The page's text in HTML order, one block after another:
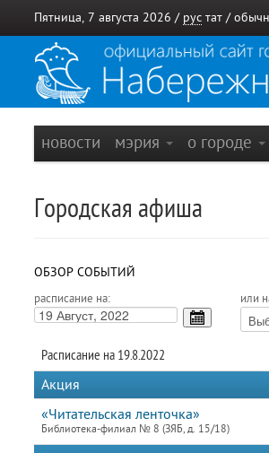
Пятница, 7 августа 2026 / рус тат /
новости мэрия о городе
Городская афиша
ОБЗОР СОБЫТИЙ
расписание на: или
Расписание на 19.8.2022
Акция
«Читательская ленточка»
Библиотека-филиал № 8 (ЗЯБ, д. 15/18)